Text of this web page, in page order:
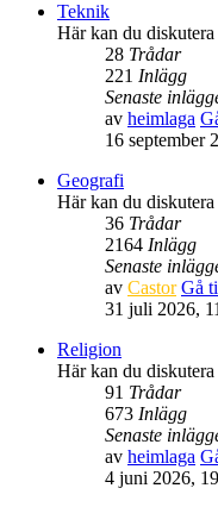
Teknik
Här kan du
28 Trådar
221 Inlägg
Senaste
av heimlaga
16 september
Geografi
Här kan du
36 Trådar
2164 Inlägg
Senaste
av Castor Gå
31 juli 2026,
Religion
Här kan du
91 Trådar
673 Inlägg
Senaste
av heimlaga
4 juni 2026,